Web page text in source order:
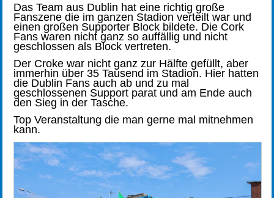
Das Team aus Dublin hat eine richtig große
Fanszene die im ganzen Stadion verteilt war und
einen großen Supporter Block bildete. Die Cork
Fans waren nicht ganz so auffällig und nicht
geschlossen als Block vertreten.
Der Croke war nicht ganz zur Hälfte gefüllt, aber
immerhin über 35 Tausend im Stadion. Hier hatten
die Dublin Fans auch ab und zu mal
geschlossenen Support parat und am Ende auch
den Sieg in der Tasche.
Top Veranstaltung die man gerne mal mitnehmen
kann.